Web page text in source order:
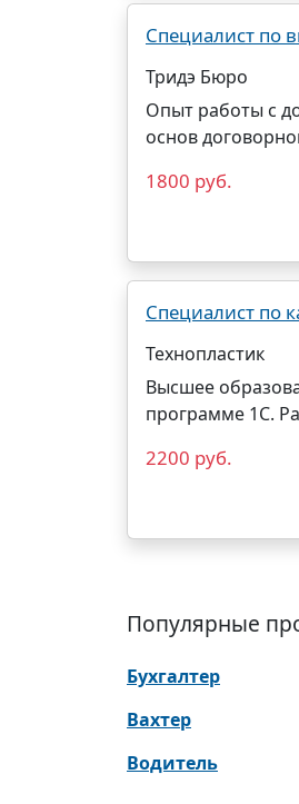
Специалист по
Тридэ Бюро
Опыт работы с
основ
1800 руб.
Специалист по
Технопластик
Высшее
программе 1С.
2200 руб.
Популярные
Бухгалтер
Вахтер
Водитель